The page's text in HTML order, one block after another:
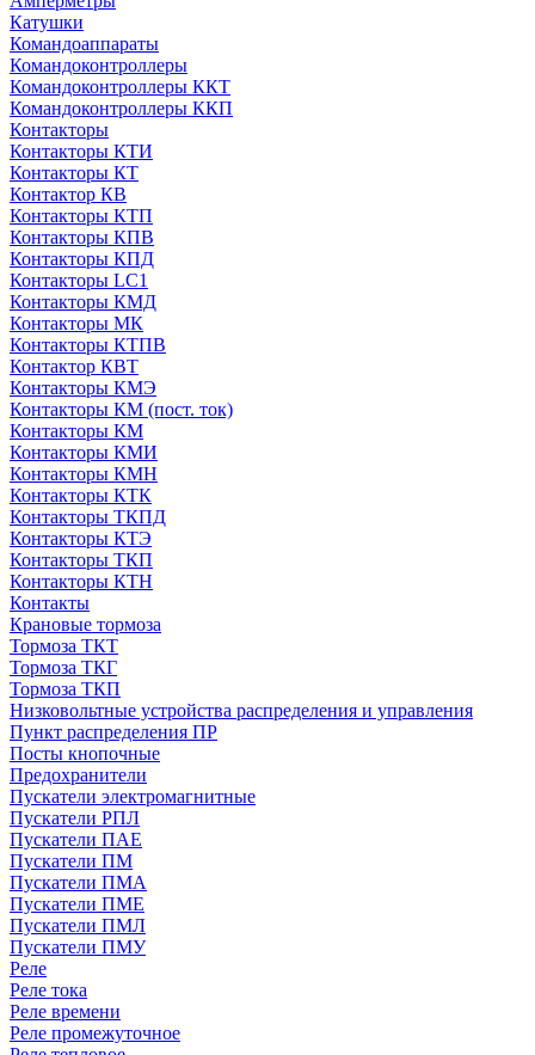
Катушки
Командоаппараты
Командоконтроллеры
Командоконтроллеры ККТ
Командоконтроллеры ККП
Контакторы
Контакторы КТИ
Контакторы КТ
Контактор КВ
Контакторы КТП
Контакторы КПВ
Контакторы КПД
Контакторы LC1
Контакторы КМД
Контакторы МК
Контакторы КТПВ
Контактор КВТ
Контакторы КМЭ
Контакторы КМ (пост. ток)
Контакторы КМ
Контакторы КМИ
Контакторы КМН
Контакторы КТК
Контакторы ТКПД
Контакторы КТЭ
Контакторы ТКП
Контакторы КТН
Контакты
Крановые тормоза
Тормоза ТКТ
Тормоза ТКГ
Тормоза ТКП
Низковольтные устройства распределения и управления
Пункт распределения ПР
Посты кнопочные
Предохранители
Пускатели электромагнитные
Пускатели РПЛ
Пускатели ПАЕ
Пускатели ПМ
Пускатели ПМА
Пускатели ПМЕ
Пускатели ПМЛ
Пускатели ПМУ
Реле
Реле тока
Реле времени
Реле промежуточное